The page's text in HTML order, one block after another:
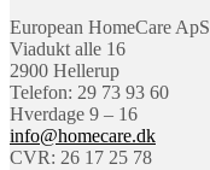
European HomeCare ApS
Viadukt alle 16
2900 Hellerup
Telefon: 29 73 93 60
Hverdage 9 – 16
info@homecare.dk
CVR: 26 17 25 78